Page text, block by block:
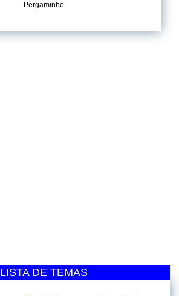
Pergaminho
LISTA DE TEMAS